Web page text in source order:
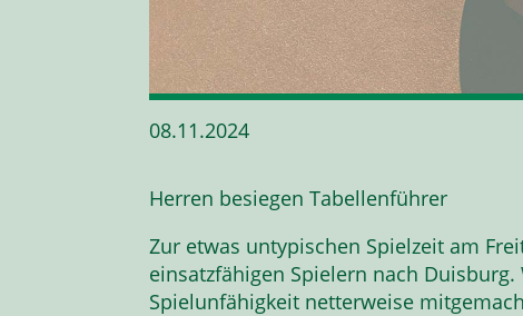
08.11.2024
Herren besiegen Tabellenführer
Zur etwas untypischen Spielzeit am
einsatzfähigen Spielern nach
Spielunfähigkeit netterweise